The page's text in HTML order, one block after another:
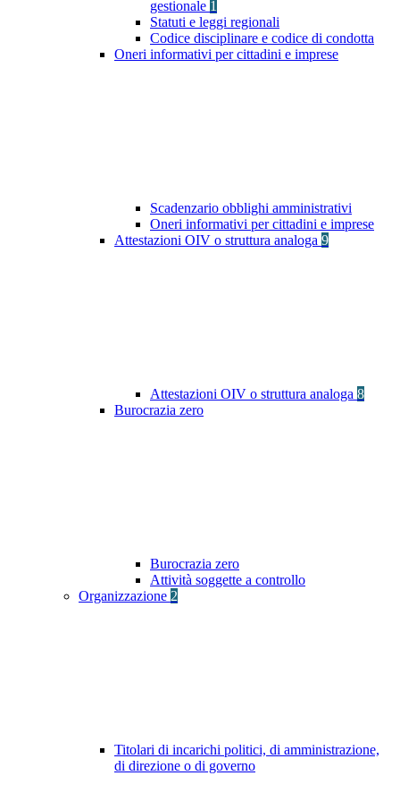
gestionale 1
Statuti e leggi regionali
Codice disciplinare e codice di condotta
Oneri informativi per cittadini e imprese
Scadenzario obblighi amministrativi
Oneri informativi per cittadini e imprese
Attestazioni OIV o struttura analoga 9
Attestazioni OIV o struttura analoga 8
Burocrazia zero
Burocrazia zero
Attività soggette a controllo
Organizzazione 2
Titolari di incarichi politici, di amministrazione,
di direzione o di governo